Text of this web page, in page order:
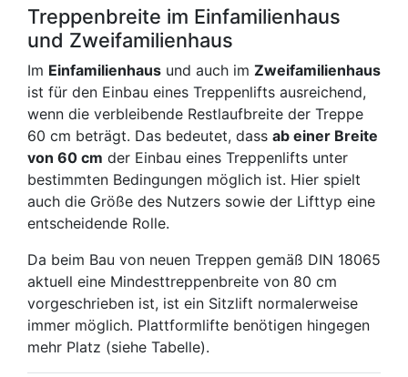
Treppenbreite im Einfamilienhaus
und Zweifamilienhaus
Im Einfamilienhaus und auch im Zweifamilienhaus
ist für den Einbau eines Treppenlifts ausreichend,
wenn die verbleibende Restlaufbreite der Treppe
60 cm beträgt. Das bedeutet, dass ab einer Breite
von 60 cm der Einbau eines Treppenlifts unter
bestimmten Bedingungen möglich ist. Hier spielt
auch die Größe des Nutzers sowie der Lifttyp eine
entscheidende Rolle.
Da beim Bau von neuen Treppen gemäß DIN 18065
aktuell eine Mindesttreppenbreite von 80 cm
vorgeschrieben ist, ist ein Sitzlift normalerweise
immer möglich. Plattformlifte benötigen hingegen
mehr Platz (siehe Tabelle).